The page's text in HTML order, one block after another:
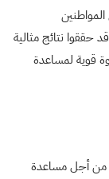
حققوا نتائج مثالية
قوية لمساعدة
من أجل مساعدة